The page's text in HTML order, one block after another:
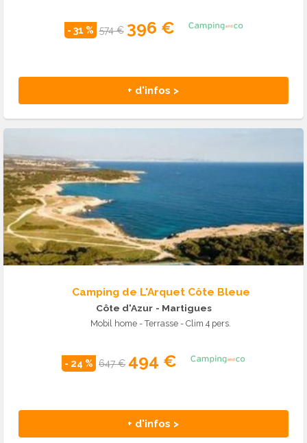
- 31 % 574 € 396 €
+ d'infos >
Camping de L'Arquet Côte Bleue
Côte d'Azur - Martigues
Mobil home - Terrasse - Clim 4 pers.
- 24 % 647 € 494 €
+ d'infos >